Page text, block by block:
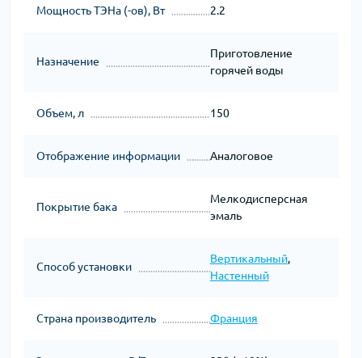
Мощность ТЭНа (-ов), Вт 2.2
Назначение
Приготовление
горячей воды
Объем, л 150
Отображение информации Аналоговое
Покрытие бака
Мелкодисперсная
эмаль
Способ установки
Вертикальный,
Настенный
Страна производитель Франция